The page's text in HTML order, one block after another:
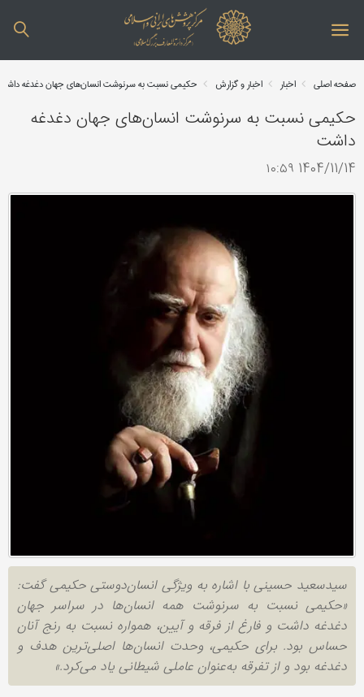
صفحه اصلی اخبار اخبار و گزارش حکیمی نسبت به سرنوشت انسان‌های جهان دغدغه
حکیمی نسبت به سرنوشت انسان‌های جهان دغدغه
داشت
1404/11/14 ۱۰:۵۹
سیدسعید حسینی با اشاره به ویژگی انسان‌دوستی حکیمی گفت:
«حکیمی نسبت به سرنوشت همه انسان‌ها در سراسر جهان
دغدغه داشت و فارغ از فرقه و آیین، همواره نسبت به رنج آنان
حساس بود. برای حکیمی، وحدت انسان‌ها اصلی‌ترین هدف و
دغدغه بود و از تفرقه به‌عنوان عاملی شیطانی یاد می‌کرد.»